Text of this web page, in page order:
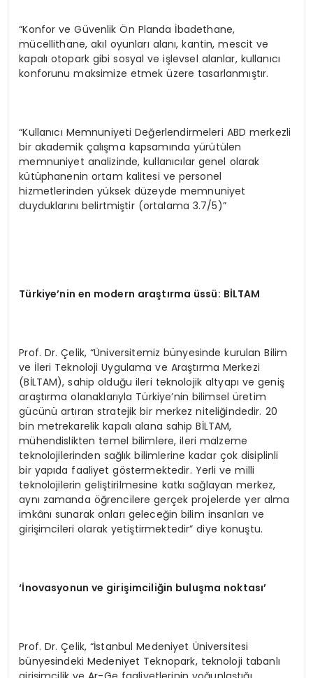
“Konfor ve Güvenlik Ön Planda İbadethane,
mücellithane, akıl oyunları alanı, kantin, mescit ve
kapalı otopark gibi sosyal ve işlevsel alanlar, kullanıcı
konforunu maksimize etmek üzere tasarlanmıştır.
“Kullanıcı Memnuniyeti Değerlendirmeleri ABD merkezli
bir akademik çalışma kapsamında yürütülen
memnuniyet analizinde, kullanıcılar genel olarak
kütüphanenin ortam kalitesi ve personel
hizmetlerinden yüksek düzeyde memnuniyet
duyduklarını belirtmiştir (ortalama 3.7/5)”
Türkiye’nin en modern araştırma üssü: BİLTAM
Prof. Dr. Çelik, “Üniversitemiz bünyesinde kurulan Bilim
ve İleri Teknoloji Uygulama ve Araştırma Merkezi
(BİLTAM), sahip olduğu ileri teknolojik altyapı ve geniş
araştırma olanaklarıyla Türkiye’nin bilimsel üretim
gücünü artıran stratejik bir merkez niteliğindedir. 20
bin metrekarelik kapalı alana sahip BİLTAM,
mühendislikten temel bilimlere, ileri malzeme
teknolojilerinden sağlık bilimlerine kadar çok disiplinli
bir yapıda faaliyet göstermektedir. Yerli ve milli
teknolojilerin geliştirilmesine katkı sağlayan merkez,
aynı zamanda öğrencilere gerçek projelerde yer alma
imkânı sunarak onları geleceğin bilim insanları ve
girişimcileri olarak yetiştirmektedir” diye konuştu.
‘İnovasyonun ve girişimciliğin buluşma noktası’
Prof. Dr. Çelik, “İstanbul Medeniyet Üniversitesi
bünyesindeki Medeniyet Teknopark, teknoloji tabanlı